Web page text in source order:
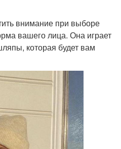
внимание при выборе
вашего лица. Она играет
которая будет вам